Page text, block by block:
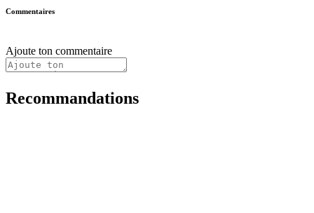
Commentaires
Ajoute ton commentaire
Recommandations